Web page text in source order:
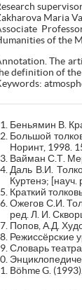
Maria
of the
The
definition of the
Беньямин В.
Большой
Норинт, 1998.
Вайман С.Т.
Даль В.И.
Куртенэ;
Краткий
Ожегов С.И.
ред. Л. И.
Попов, А.Д.
Режиссёрские
Словарь
Böhme G.